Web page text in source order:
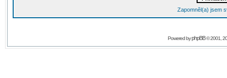
Zapomněl(a) jsem
Powered byphpBB© 2001,